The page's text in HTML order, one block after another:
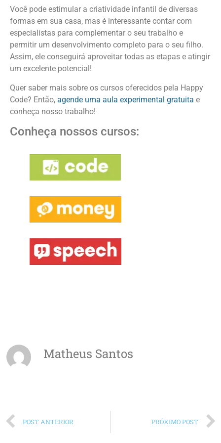
Você pode estimular a criatividade infantil de diversas
formas em sua casa, mas é interessante contar com
especialistas para complementar o seu trabalho e
permitir um desenvolvimento completo para o seu filho.
Assim, ele conseguirá aproveitar todas as etapas e atingir
um excelente potencial!
Quer saber mais sobre os cursos oferecidos pela Happy
Code? Então, agende uma aula experimental gratuita e
conheça nosso trabalho!
Conheça nossos cursos:
Matheus Santos
POST ANTERIOR PRÓXIMO POST